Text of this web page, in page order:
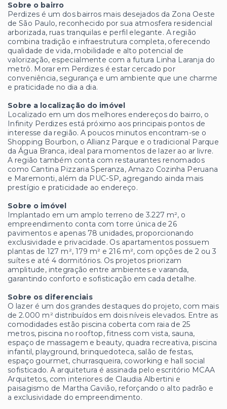
Sobre o bairro
Perdizes é um dos bairros mais desejados da Zona Oeste
de São Paulo, reconhecido por sua atmosfera residencial
arborizada, ruas tranquilas e perfil elegante. A região
combina tradição e infraestrutura completa, oferecendo
qualidade de vida, mobilidade e alto potencial de
valorização, especialmente com a futura Linha Laranja do
metrô. Morar em Perdizes é estar cercado por
conveniência, segurança e um ambiente que une charme
e praticidade no dia a dia.
Sobre a localização do imóvel
Localizado em um dos melhores endereços do bairro, o
Infinity Perdizes está próximo aos principais pontos de
interesse da região. A poucos minutos encontram-se o
Shopping Bourbon, o Allianz Parque e o tradicional Parque
da Água Branca, ideal para momentos de lazer ao ar livre.
A região também conta com restaurantes renomados
como Cantina Pizzaria Speranza, Amazo Cozinha Peruana
e Maremonti, além da PUC-SP, agregando ainda mais
prestígio e praticidade ao endereço.
Sobre o imóvel
Implantado em um amplo terreno de 3.227 m², o
empreendimento conta com torre única de 26
pavimentos e apenas 78 unidades, proporcionando
exclusividade e privacidade. Os apartamentos possuem
plantas de 127 m², 179 m² e 216 m², com opções de 2 ou 3
suítes e até 4 dormitórios. Os projetos priorizam
amplitude, integração entre ambientes e varanda,
garantindo conforto e sofisticação em cada detalhe.
Sobre os diferenciais
O lazer é um dos grandes destaques do projeto, com mais
de 2.000 m² distribuídos em dois níveis elevados. Entre as
comodidades estão piscina coberta com raia de 25
metros, piscina no rooftop, fitness com vista, sauna,
espaço de massagem e beauty, quadra recreativa, piscina
infantil, playground, brinquedoteca, salão de festas,
espaço gourmet, churrasqueira, coworking e hall social
sofisticado. A arquitetura é assinada pelo escritório MCAA
Arquitetos, com interiores de Claudia Albertini e
paisagismo de Martha Gavião, reforçando o alto padrão e
a exclusividade do empreendimento.